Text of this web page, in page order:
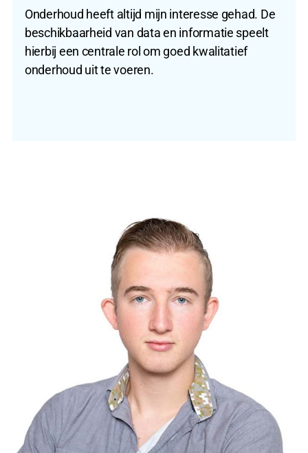
Onderhoud heeft altijd mijn interesse gehad. De
beschikbaarheid van data en informatie speelt
hierbij een centrale rol om goed kwalitatief
onderhoud uit te voeren.